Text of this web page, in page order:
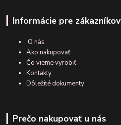
Informácie pre zákazníkov
O nás
Ako nakupovať
Čo vieme vyrobiť
Kontakty
Dôležité dokumenty
Prečo nakupovať u nás